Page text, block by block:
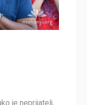
je neprijatelj,